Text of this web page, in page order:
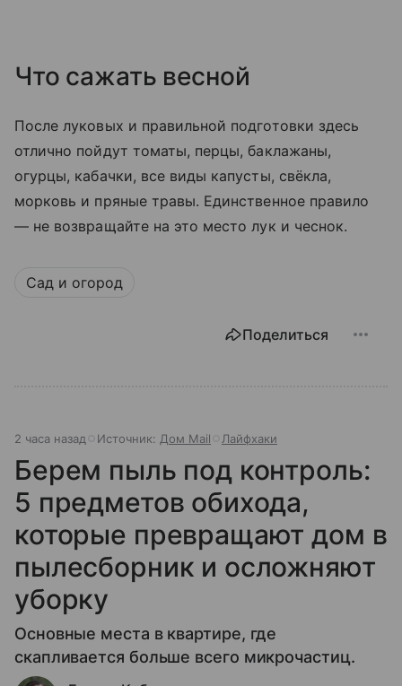
Что сажать весной
После луковых и правильной подготовки здесь
отлично пойдут томаты, перцы, баклажаны,
огурцы, кабачки, все виды капусты, свёкла,
морковь и пряные травы. Единственное правило
— не возвращайте на это место лук и чеснок.
Сад и огород
Поделиться
2 часа назад Источник: Дом Mail Лайфхаки
Берем пыль под контроль:
5 предметов обихода,
которые превращают дом в
пылесборник и осложняют
уборку
Основные места в квартире, где
скапливается больше всего микрочастиц.